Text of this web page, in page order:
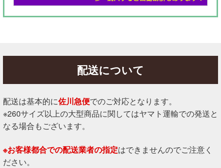
配送について
配送は基本的に佐川急便でのご対応となります。
※260サイズ以上の大型商品に関してはヤマト運輸での発送と
なる場合もございます。
※お客様都合での配送業者の指定はできませんのでご注意く
ださい。